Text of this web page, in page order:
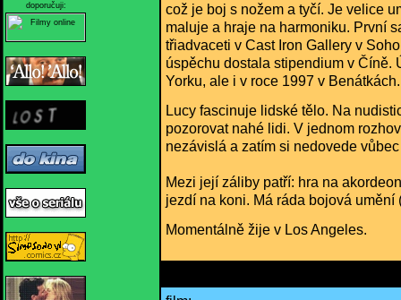
doporučuji:
což je boj s nožem a tyčí. Je velice
maluje a hraje na harmoniku. První
třiadvaceti v Cast Iron Gallery v
úspěchu dostala stipendium v Číně.
Yorku, ale i v roce 1997 v Benátkách.
Lucy fascinuje lidské tělo. Na
pozorovat nahé lidi. V jednom
nezávislá a zatím si nedovede
Mezi její záliby patří: hra na
jezdí na koni. Má ráda bojová umění
Momentálně žije v Los Angeles.